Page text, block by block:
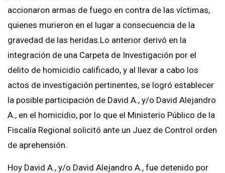
accionaron armas de fuego en contra de las víctimas,
quienes murieron en el lugar a consecuencia de la
gravedad de las heridas.Lo anterior derivó en la
integración de una Carpeta de Investigación por el
delito de homicidio calificado, y al llevar a cabo los
actos de investigación pertinentes, se logró establecer
la posible participación de David A., y/o David Alejandro
A., en el homicidio, por lo que el Ministerio Público de la
Fiscalía Regional solicitó ante un Juez de Control orden
de aprehensión.
Hoy David A., y/o David Alejandro A., fue detenido por